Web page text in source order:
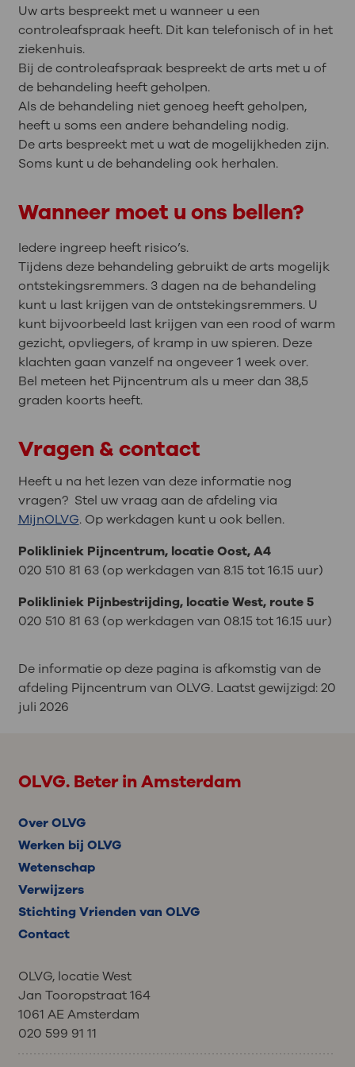
Uw arts bespreekt met u wanneer u een
controleafspraak heeft. Dit kan telefonisch of in het
ziekenhuis.
Bij de controleafspraak bespreekt de arts met u of
de behandeling heeft geholpen.
Als de behandeling niet genoeg heeft geholpen,
heeft u soms een andere behandeling nodig.
De arts bespreekt met u wat de mogelijkheden zijn.
Soms kunt u de behandeling ook herhalen.
Wanneer moet u ons bellen?
Iedere ingreep heeft risico’s.
Tijdens deze behandeling gebruikt de arts mogelijk
ontstekingsremmers. 3 dagen na de behandeling
kunt u last krijgen van de ontstekingsremmers. U
kunt bijvoorbeeld last krijgen van een rood of warm
gezicht, opvliegers, of kramp in uw spieren. Deze
klachten gaan vanzelf na ongeveer 1 week over.
Bel meteen het Pijncentrum als u meer dan 38,5
graden koorts heeft.
Vragen & contact
Heeft u na het lezen van deze informatie nog
vragen? Stel uw vraag aan de afdeling via
MijnOLVG. Op werkdagen kunt u ook bellen.
Polikliniek Pijncentrum, locatie Oost, A4
020 510 81 63 (op werkdagen van 8.15 tot 16.15 uur)
Polikliniek Pijnbestrijding, locatie West, route 5
020 510 81 63 (op werkdagen van 08.15 tot 16.15 uur)
De informatie op deze pagina is afkomstig van de
afdeling Pijncentrum van OLVG. Laatst gewijzigd:20
juli 2026
OLVG. Beter in Amsterdam
Over OLVG
Werken bij OLVG
Wetenschap
Verwijzers
Stichting Vrienden van OLVG
Contact
OLVG, locatie West
Jan Tooropstraat 164
1061 AE Amsterdam
020 599 91 11